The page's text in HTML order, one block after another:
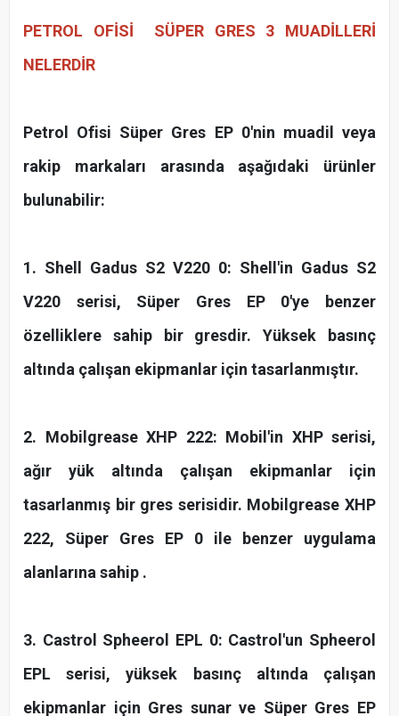
PETROL OFİSİ SÜPER GRES 3 MUADİLLERİ
NELERDİR
Petrol Ofisi Süper Gres EP 0'nin muadil veya
rakip markaları arasında aşağıdaki ürünler
bulunabilir:
1. Shell Gadus S2 V220 0: Shell'in Gadus S2
V220 serisi, Süper Gres EP 0'ye benzer
özelliklere sahip bir gresdir. Yüksek basınç
altında çalışan ekipmanlar için tasarlanmıştır.
2. Mobilgrease XHP 222: Mobil'in XHP serisi,
ağır yük altında çalışan ekipmanlar için
tasarlanmış bir gres serisidir. Mobilgrease XHP
222, Süper Gres EP 0 ile benzer uygulama
alanlarına sahip .
3. Castrol Spheerol EPL 0: Castrol'un Spheerol
EPL serisi, yüksek basınç altında çalışan
ekipmanlar için Gres sunar ve Süper Gres EP